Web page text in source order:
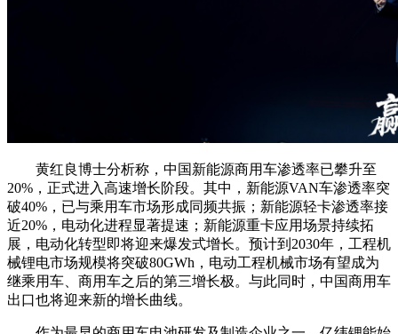
黄红良博士分析称，中国新能源商用车渗透率已攀升至
20%，正式进入高速增长阶段。其中，新能源VAN车渗透率突
破40%，已与乘用车市场形成同频共振；新能源轻卡渗透率接
近20%，电动化进程显著提速；新能源重卡应用场景持续拓
展，电动化转型即将迎来爆发式增长。预计到2030年，工程机
械锂电市场规模将突破80GWh，电动工程机械市场有望成为
继乘用车、商用车之后的第三增长极。与此同时，中国商用车
出口也将迎来新的增长曲线。